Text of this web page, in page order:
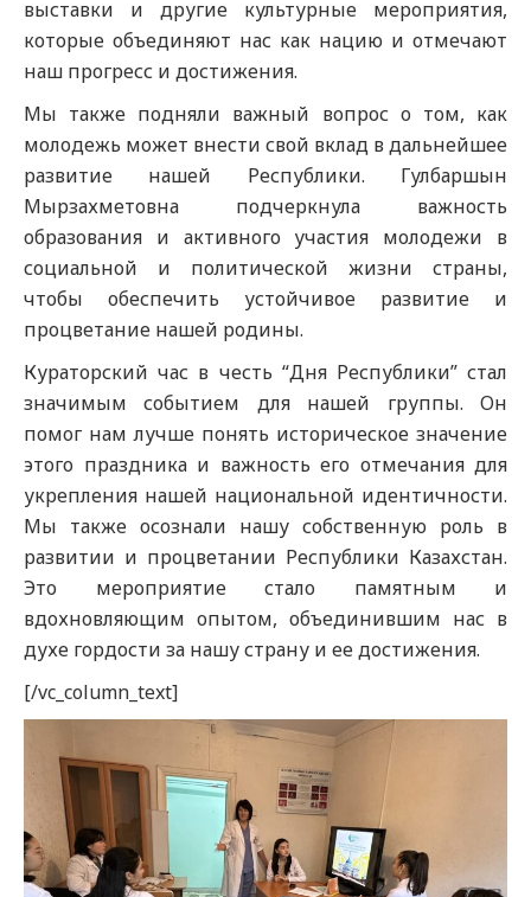
выставки и другие культурные мероприятия,
которые объединяют нас как нацию и отмечают
наш прогресс и достижения.
Мы также подняли важный вопрос о том, как
молодежь может внести свой вклад в дальнейшее
развитие нашей Республики. Гулбаршын
Мырзахметовна подчеркнула важность
образования и активного участия молодежи в
социальной и политической жизни страны,
чтобы обеспечить устойчивое развитие и
процветание нашей родины.
Кураторский час в честь “Дня Республики” стал
значимым событием для нашей группы. Он
помог нам лучше понять историческое значение
этого праздника и важность его отмечания для
укрепления нашей национальной идентичности.
Мы также осознали нашу собственную роль в
развитии и процветании Республики Казахстан.
Это мероприятие стало памятным и
вдохновляющим опытом, объединившим нас в
духе гордости за нашу страну и ее достижения.
[/vc_column_text]